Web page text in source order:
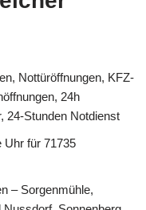
Nottüröffnungen, KFZ-
24h
24-Stunden Notdienst
Uhr für 71735
– Sorgenmühle,